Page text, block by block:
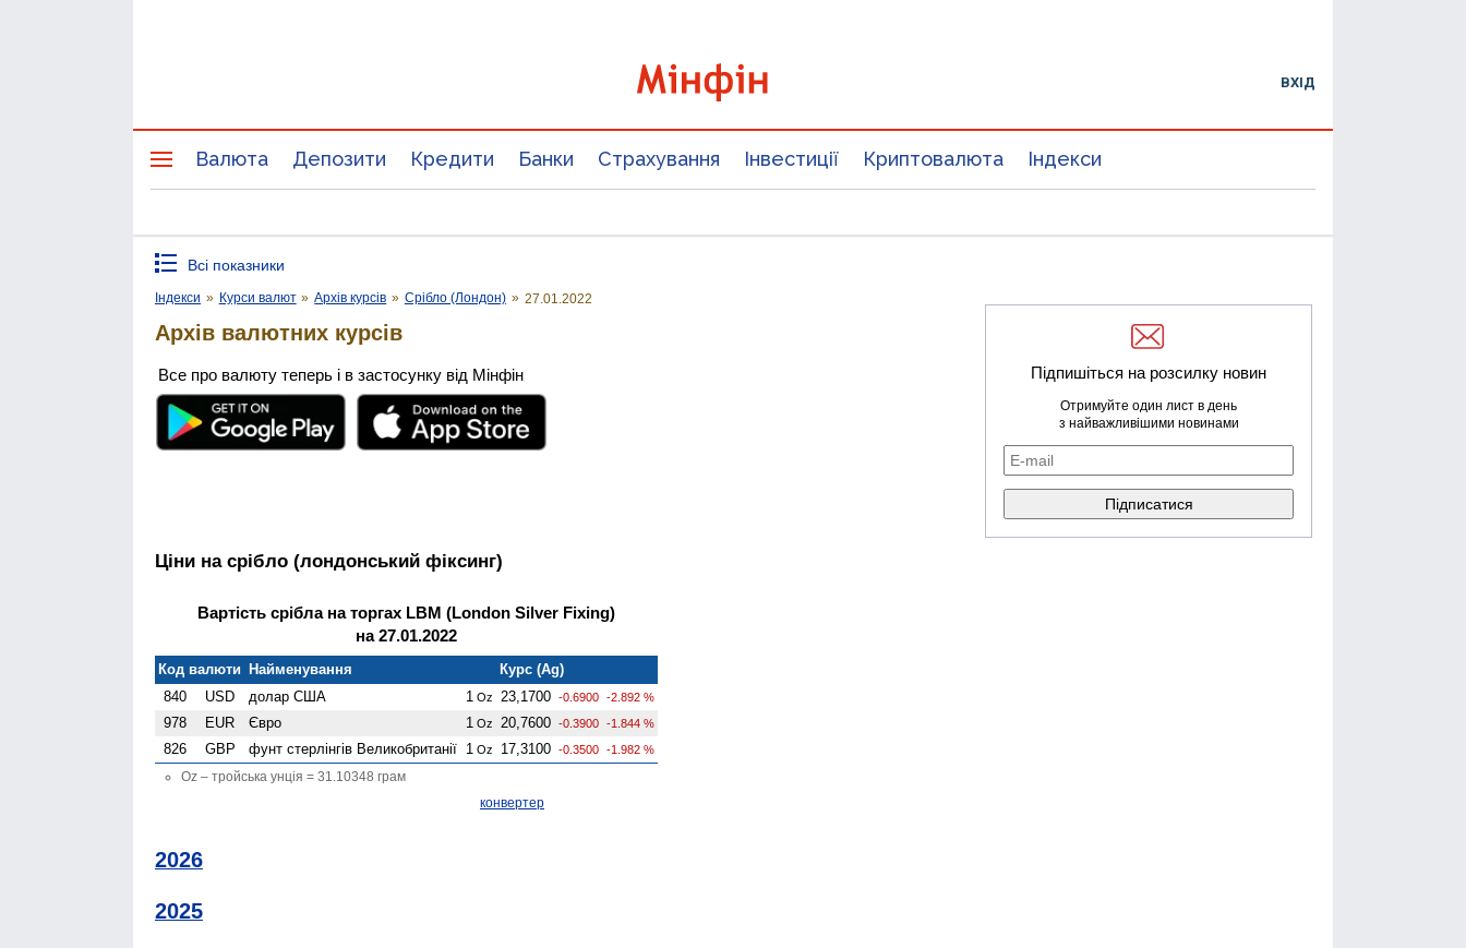
ВХІД
Валюта Депозити Кредити Банки Страхування Інвестиції Криптовалюта Індекси
Всі показники
Індекси » Курси валют » Архів курсів » Срібло (Лондон) » 27.01.2022
Архів валютних курсів
Все про валюту теперь і в застосунку від Мінфін
Ціни на срібло (лондонський фіксинг)
Вартість срібла на торгах LBM (London Silver Fixing)
на 27.01.2022
Код валюти Найменування
Курс (Ag)
840
USD долар США 1 Oz 23,1700 -0.6900 -2.892 %
978 EUR Євро 1 Oz 20,7600 -0.3900 -1.844 %
826 GBP фунт стерлінгів Велико­британії 1 Oz 17,3100 -0.3500 -1.982 %
Oz – тройська унція = 31.10348 грам
конвертер
2026
2025
Підпишіться на розсилку новин
Отримуйте один лист в день
з найважливішими новинами